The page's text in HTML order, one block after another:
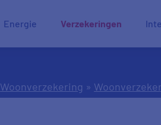
Energie Verzekeringen
Woonverzekering »